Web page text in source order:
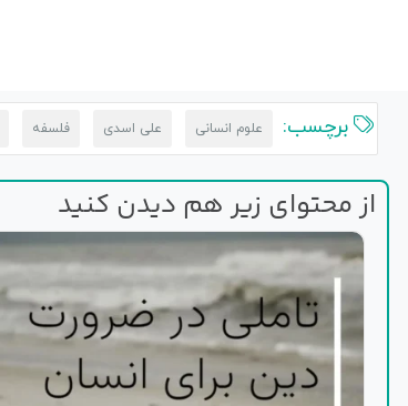
برچسب: علوم انسانی علی اسدی فلسفه
از محتوای زیر هم دیدن کنید